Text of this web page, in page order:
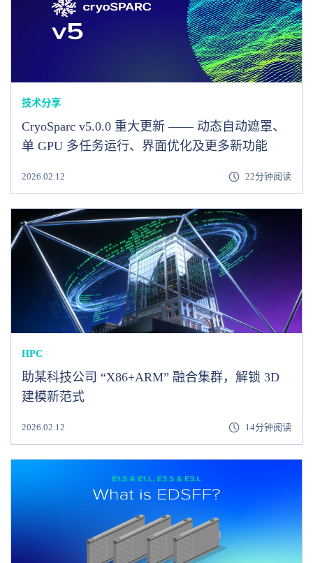
技术分享
CryoSparc v5.0.0 重大更新 —— 动态自动遮罩、
单 GPU 多任务运行、界面优化及更多新功能
2026.02.12 22分钟阅读
HPC
助某科技公司 “X86+ARM” 融合集群，解锁 3D
建模新范式
2026.02.12 14分钟阅读